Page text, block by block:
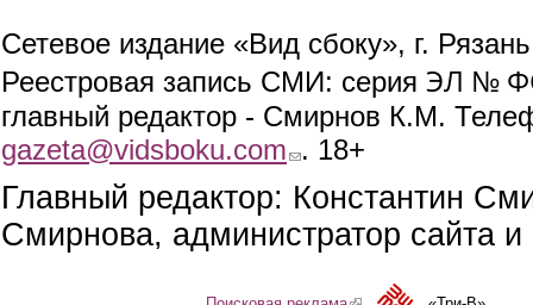
Сетевое издание «Вид сбоку», г.
Реестровая запись СМИ: серия ЭЛ №
главный редактор - Смирнов К.М.
gazeta@vidsboku.com (link sends e-mail)
. 18+
Главный редактор: Константин
Смирнова, администратор сайта